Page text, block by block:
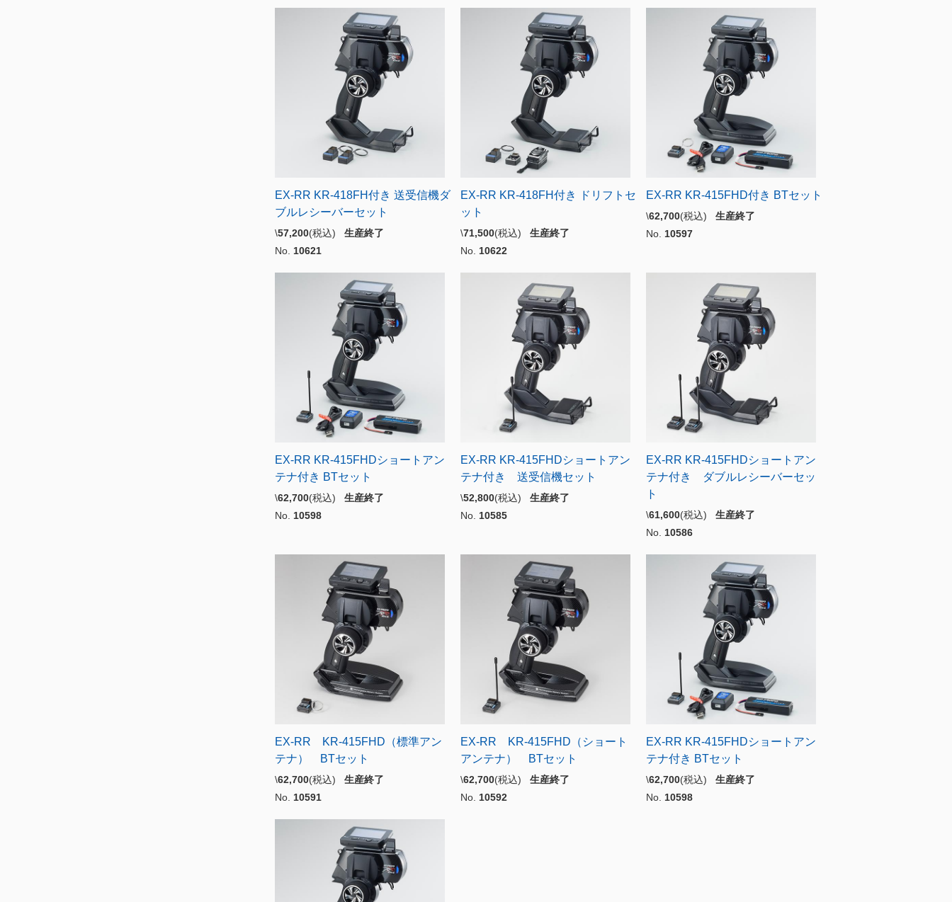
EX-RR KR-418FH付き 送受信機ダ
ブルレシーバーセット
\57,200(税込) 生産終了
No. 10621
EX-RR KR-418FH付き ドリフトセ
ット
\71,500(税込) 生産終了
No. 10622
EX-RR KR-415FHD付き BTセット
\62,700(税込) 生産終了
No. 10597
EX-RR KR-415FHDショートアン
テナ付き BTセット
\62,700(税込) 生産終了
No. 10598
EX-RR KR-415FHDショートアン
テナ付き 送受信機セット
\52,800(税込) 生産終了
No. 10585
EX-RR KR-415FHDショートアン
テナ付き ダブルレシーバーセッ
ト
\61,600(税込) 生産終了
No. 10586
EX-RR KR-415FHD（標準アン
テナ） BTセット
\62,700(税込) 生産終了
No. 10591
EX-RR KR-415FHD（ショート
アンテナ） BTセット
\62,700(税込) 生産終了
No. 10592
EX-RR KR-415FHDショートアン
テナ付き BTセット
\62,700(税込) 生産終了
No. 10598